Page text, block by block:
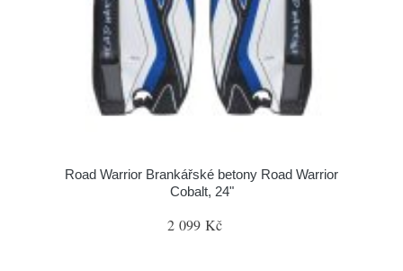
Road Warrior Brankářské betony Road Warrior
Cobalt, 24"
2 099 Kč